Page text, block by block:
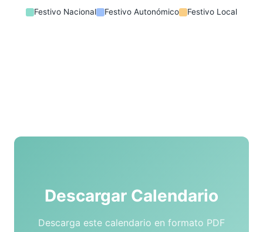
Festivo Nacional Festivo Autonómico Festivo Local
Descargar Calendario
Descarga este calendario en formato PDF